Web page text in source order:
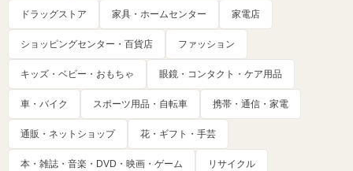
ドラッグストア 家具・ホームセンター 家電店
ショッピングセンター・百貨店 ファッション
キッズ・ベビー・おもちゃ 眼鏡・コンタクト・ケア用品
車・バイク スポーツ用品・自転車 携帯・通信・家電
通販・ネットショップ 花・ギフト・手芸
本・雑誌・音楽・DVD・映画・ゲーム リサイクル